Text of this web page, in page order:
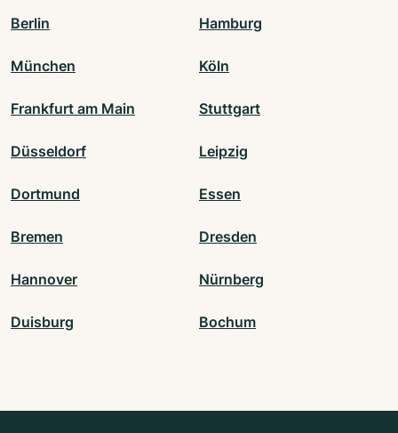
Berlin Hamburg
München Köln
Frankfurt am Main Stuttgart
Düsseldorf Leipzig
Dortmund Essen
Bremen Dresden
Hannover Nürnberg
Duisburg Bochum